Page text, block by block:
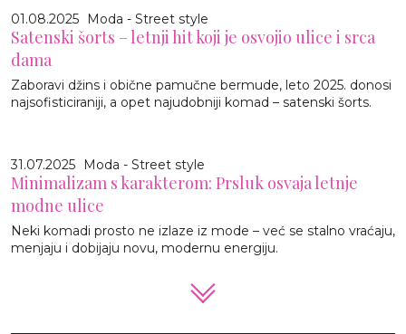
01.08.2025 Moda - Street style
Satenski šorts – letnji hit koji je osvojio ulice i srca
dama
Zaboravi džins i obične pamučne bermude, leto 2025. donosi
najsofisticiraniji, a opet najudobniji komad – satenski šorts.
31.07.2025 Moda - Street style
Minimalizam s karakterom: Prsluk osvaja letnje
modne ulice
Neki komadi prosto ne izlaze iz mode – već se stalno vraćaju,
menjaju i dobijaju novu, modernu energiju.